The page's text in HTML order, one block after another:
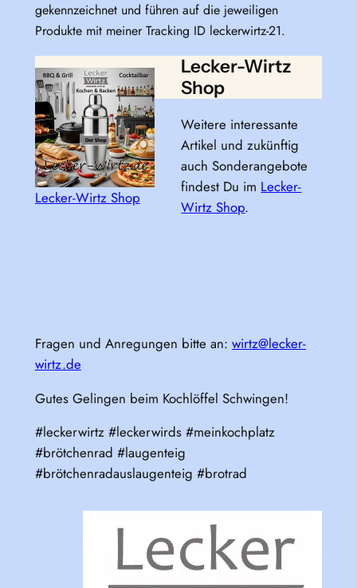
gekennzeichnet und führen auf die jeweiligen
Produkte mit meiner Tracking ID leckerwirtz-21.
Lecker-Wirtz Shop
Lecker-Wirtz
Shop
Weitere interessante
Artikel und zukünftig
auch Sonderangebote
findest Du im Lecker-
Wirtz Shop.
Fragen und Anregungen bitte an: wirtz@lecker-
wirtz.de
Gutes Gelingen beim Kochlöffel Schwingen!
#leckerwirtz #leckerwirds #meinkochplatz
#brötchenrad #laugenteig
#brötchenradauslaugenteig #brotrad